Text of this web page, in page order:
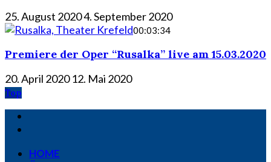
25. August 20204. September 2020
00:03:34
Premiere der Oper “Rusalka” live am 15.03.2020
20. April 2020 12. Mai 2020
Top
HOME